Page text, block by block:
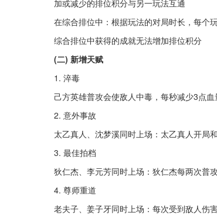
加或减少的排位积分与另一玩法互通
在综合排位中：根据玩法的对局时长，每个
综合排位中获得的成就无法增加排位积分
(二) 新增天赋
1. 淬毒
己方英雄普攻会使敌人中毒，每秒减少3点
2. 意外事故
太乙真人、沈梦溪同时上场：太乙真人开局
3. 最佳拍档
狄仁杰、李元芳同时上场：狄仁杰每两次普
4. 尊师重道
老夫子、姜子牙同时上场：每次受到敌人伤